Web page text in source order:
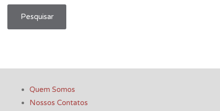
Pesquisar
Quem Somos
Nossos Contatos